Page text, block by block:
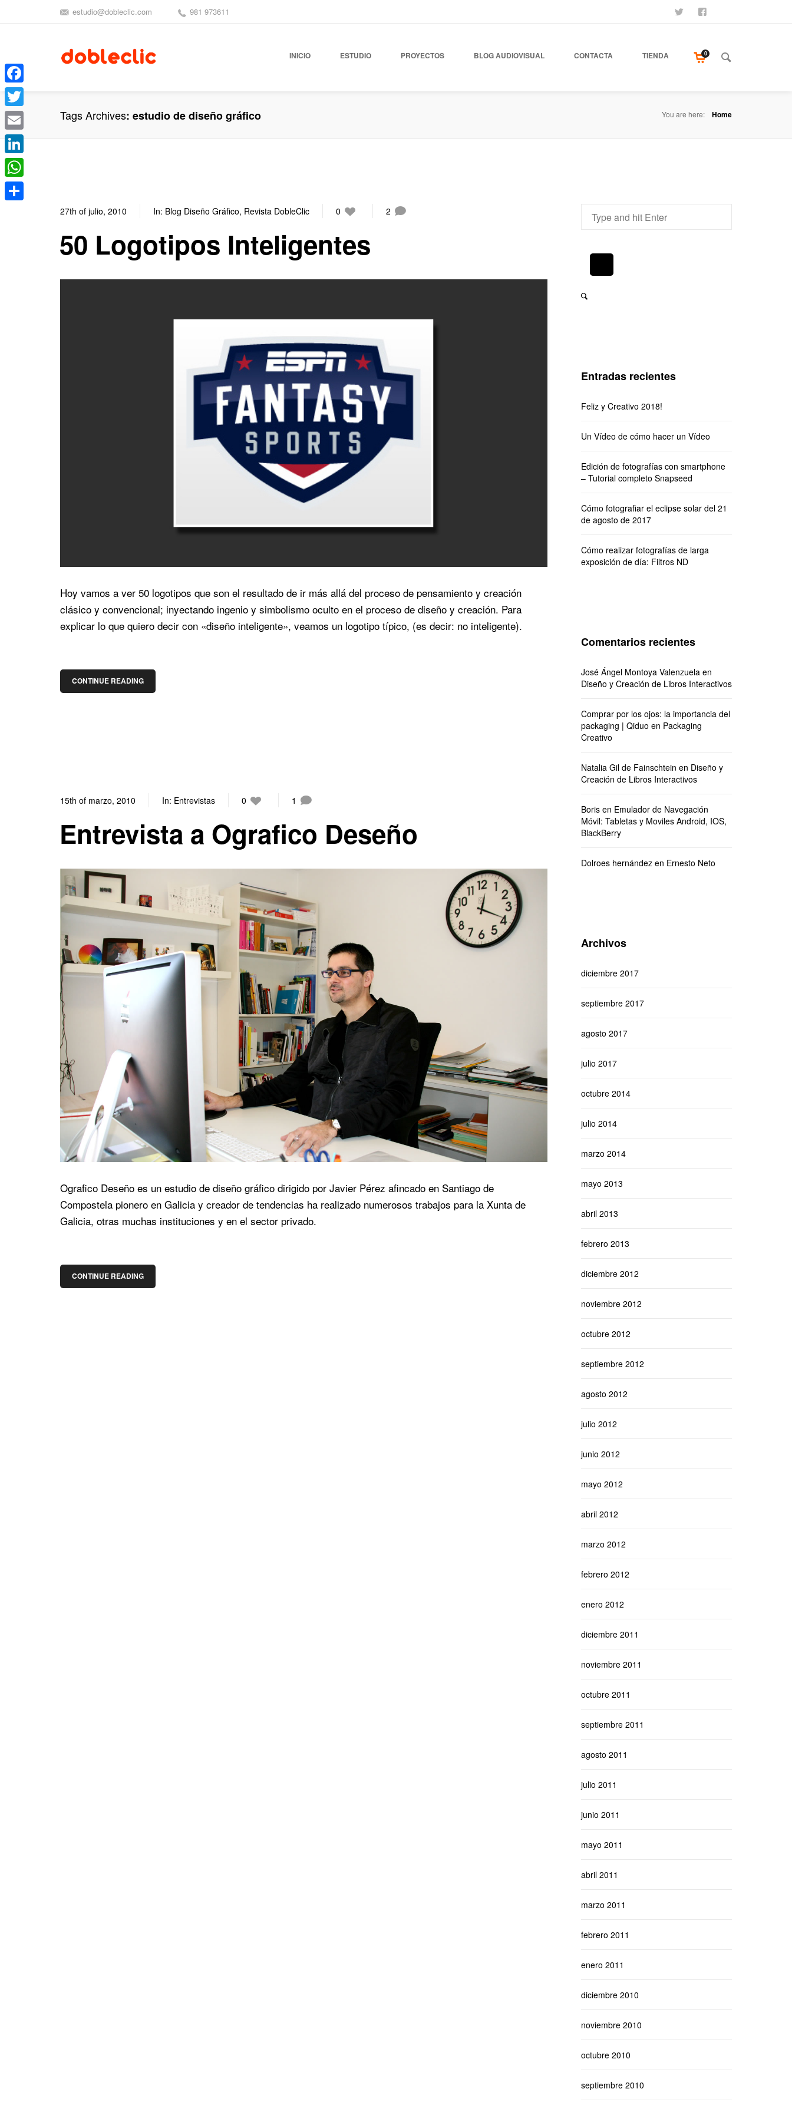
estudio@dobleclic.com 981 973611 SÍGUENOS
INICIO ESTUDIO PROYECTOS BLOG AUDIOVISUAL CONTACTA TIENDA 0
Tags Archives estudio de diseño gráfico You are here: Home
27th of julio, 2010 In: Blog Diseño Gráfico, Revista DobleClic 0 2
50 Logotipos Inteligentes
Hoy vamos a ver 50 logotipos que son el resultado de ir más allá del proceso de pensamiento y creación
clásico y convencional; inyectando ingenio y simbolismo oculto en el proceso de diseño y creación. Para
explicar lo que quiero decir con «diseño inteligente», veamos un logotipo típico, (es decir: no inteligente).
CONTINUE READING
15th of marzo, 2010 In: Entrevistas 0 1
Entrevista a Ografico Deseño
Ografico Deseño es un estudio de diseño gráfico dirigido por Javier Pérez afincado en Santiago de
Compostela pionero en Galicia y creador de tendencias ha realizado numerosos trabajos para la Xunta de
Galicia, otras muchas instituciones y en el sector privado.
CONTINUE READING
Entradas recientes
Feliz y Creativo 2018!
Un Vídeo de cómo hacer un Vídeo
Edición de fotografías con smartphone
– Tutorial completo Snapseed
Cómo fotografiar el eclipse solar del 21
de agosto de 2017
Cómo realizar fotografías de larga
exposición de día: Filtros ND
Comentarios recientes
José Ángel Montoya Valenzuelaen
Diseño y Creación de Libros Interactivos
Comprar por los ojos: la importancia del
packaging | Qiduo en Packaging
Creativo
Natalia Gil de Fainschtein en Diseño y
Creación de Libros Interactivos
Borisen Emulador de Navegación
Móvil: Tabletas y Moviles Android, IOS,
BlackBerry
Dolroes hernándezen Ernesto Neto
Archivos
diciembre 2017
septiembre 2017
agosto 2017
julio 2017
octubre 2014
julio 2014
marzo 2014
mayo 2013
abril 2013
febrero 2013
diciembre 2012
noviembre 2012
octubre 2012
septiembre 2012
agosto 2012
julio 2012
junio 2012
mayo 2012
abril 2012
marzo 2012
febrero 2012
enero 2012
diciembre 2011
noviembre 2011
octubre 2011
septiembre 2011
agosto 2011
julio 2011
junio 2011
mayo 2011
abril 2011
marzo 2011
febrero 2011
enero 2011
diciembre 2010
noviembre 2010
octubre 2010
septiembre 2010
Facebook
Twitter
Email
LinkedIn
WhatsApp